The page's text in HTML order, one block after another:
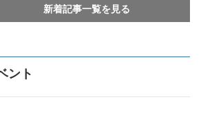
新着記事一覧を見る
ント